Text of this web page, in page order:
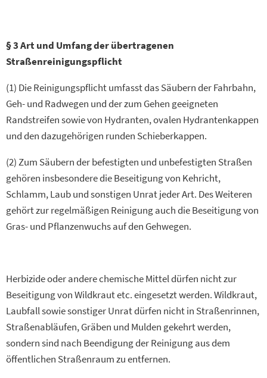
§ 3 Art und Umfang der übertragenen
Straßenreinigungspflicht
(1) Die Reinigungspflicht umfasst das Säubern der Fahrbahn,
Geh- und Radwegen und der zum Gehen geeigneten
Randstreifen sowie von Hydranten, ovalen Hydrantenkappen
und den dazugehörigen runden Schieberkappen.
(2) Zum Säubern der befestigten und unbefestigten Straßen
gehören insbesondere die Beseitigung von Kehricht,
Schlamm, Laub und sonstigen Unrat jeder Art. Des Weiteren
gehört zur regelmäßigen Reinigung auch die Beseitigung von
Gras- und Pflanzenwuchs auf den Gehwegen.
Herbizide oder andere chemische Mittel dürfen nicht zur
Beseitigung von Wildkraut etc. eingesetzt werden. Wildkraut,
Laubfall sowie sonstiger Unrat dürfen nicht in Straßenrinnen,
Straßenabläufen, Gräben und Mulden gekehrt werden,
sondern sind nach Beendigung der Reinigung aus dem
öffentlichen Straßenraum zu entfernen.